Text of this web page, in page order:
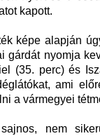
kapott.
képe alapján
gárdát nyomja
(35. perc) és
ami
a vármegyei
nem